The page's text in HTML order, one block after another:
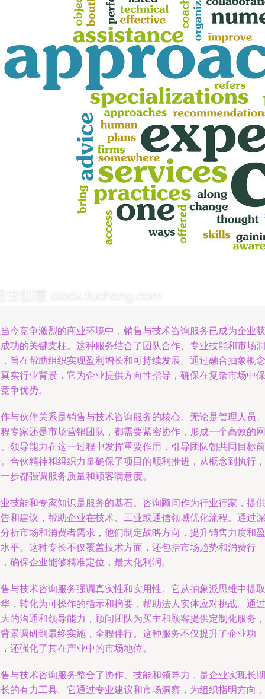
今竞争激烈的商业环境中，销售与技术咨询服务已成为企业获
功的关键支柱。这种服务结合了团队合作、专业技能和市场洞
旨在帮助组织实现盈利增长和可持续发展。通过融合抽象概念
实行业背景，它为企业提供方向性指导，确保在复杂市场中保
争优势。
与伙伴关系是销售与技术咨询服务的核心。无论是管理人员、
专家还是市场营销团队，都需要紧密协作，形成一个高效的网
领导能力在这一过程中发挥重要作用，引导团队朝共同目标前
合伙精神和组织力量确保了项目的顺利推进，从概念到执行，
步都强调服务质量和顾客满意度。
技能和专家知识是服务的基石。咨询顾问作为行业行家，提供
和建议，帮助企业在技术、工业或通信领域优化流程。通过深
析市场和消费者需求，他们制定战略方向，提升销售力度和盈
平。这种专长不仅覆盖技术方面，还包括市场趋势和消费行
确保企业能够精准定位，最大化利润。
与技术咨询服务强调真实性和实用性。它从抽象派思维中提取
，转化为可操作的指示和摘要，帮助法人实体应对挑战。通过
的沟通和领导能力，顾问团队为买主和顾客提供定制化服务，
景调研到最终实施，全程伴行。这种服务不仅提升了企业功
还强化了其在产业中的市场地位。
与技术咨询服务整合了协作、技能和领导力，是企业实现长期
的有力工具。它通过专业建议和市场洞察，为组织指明方向，